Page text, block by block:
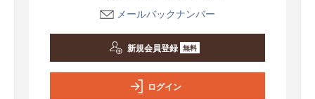
メールバックナンバー
新規会員登録 無料
ログイン